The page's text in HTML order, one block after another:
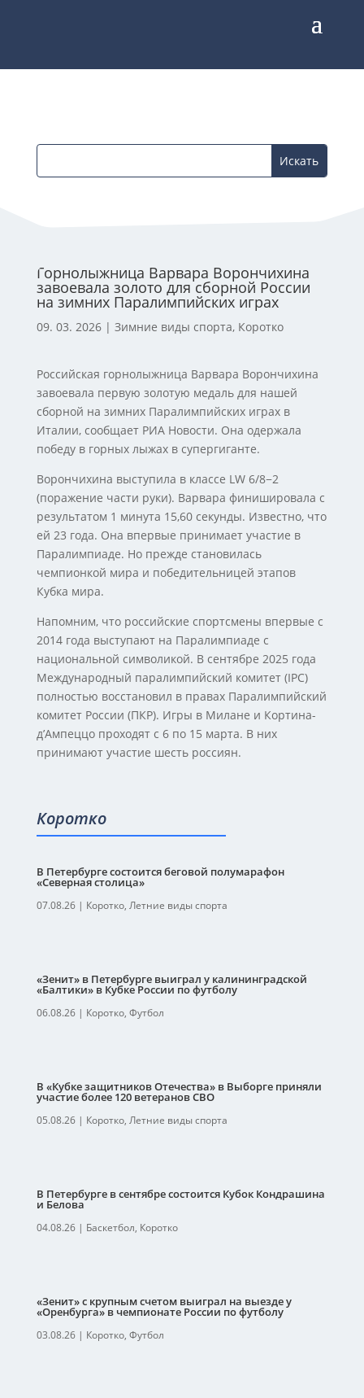
Горнолыжница Варвара Ворончихина
завоевала золото для сборной России
на зимних Паралимпийских играх
09. 03. 2026| Зимние виды спорта, Коротко
Российская горнолыжница Варвара Ворончихина
завоевала первую золотую медаль для нашей
сборной на зимних Паралимпийских играх в
Италии, сообщает РИА Новости. Она одержала
победу в горных лыжах в супергиганте.
Ворончихина выступила в классе LW 6/8−2
(поражение части руки). Варвара финишировала с
результатом 1 минута 15,60 секунды. Известно, что
ей 23 года. Она впервые принимает участие в
Паралимпиаде. Но прежде становилась
чемпионкой мира и победительницей этапов
Кубка мира.
Напомним, что российские спортсмены впервые с
2014 года выступают на Паралимпиаде с
национальной символикой. В сентябре 2025 года
Международный паралимпийский комитет (IPC)
полностью восстановил в правах Паралимпийский
комитет России (ПКР). Игры в Милане и Кортина-
д’Ампеццо проходят с 6 по 15 марта. В них
принимают участие шесть россиян.
Коротко
В Петербурге состоится беговой полумарафон
«Северная столица»
07.08.26| Коротко, Летние виды спорта
«Зенит» в Петербурге выиграл у калининградской
«Балтики» в Кубке России по футболу
06.08.26| Коротко, Футбол
В «Кубке защитников Отечества» в Выборге приняли
участие более 120 ветеранов СВО
05.08.26| Коротко, Летние виды спорта
В Петербурге в сентябре состоится Кубок Кондрашина
и Белова
04.08.26| Баскетбол, Коротко
«Зенит» с крупным счетом выиграл на выезде у
«Оренбурга» в чемпионате России по футболу
03.08.26| Коротко, Футбол